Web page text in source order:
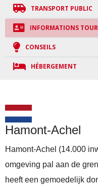
TRANSPORT PUBLIC
INFORMATIONS
CONSEILS
HÉBERGEMENT
Hamont-Achel
Hamont-Achel (14.000
omgeving pal aan de
heeft een gemoedelijk